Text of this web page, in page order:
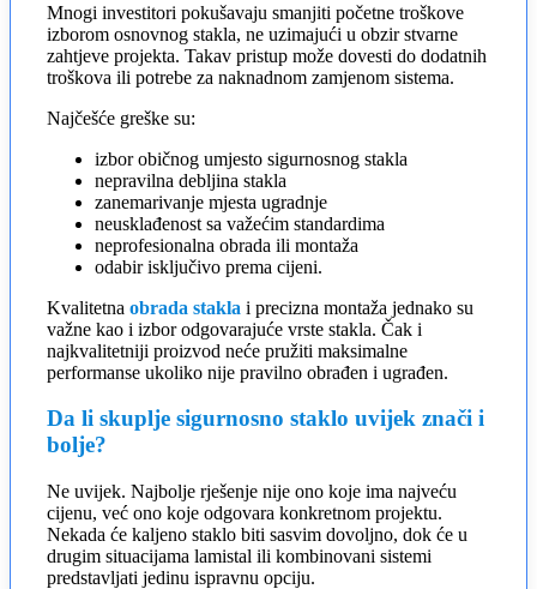
Mnogi investitori pokušavaju smanjiti početne troškove
izborom osnovnog stakla, ne uzimajući u obzir stvarne
zahtjeve projekta. Takav pristup može dovesti do dodatnih
troškova ili potrebe za naknadnom zamjenom sistema.
Najčešće greške su:
izbor običnog umjesto sigurnosnog stakla
nepravilna debljina stakla
zanemarivanje mjesta ugradnje
neusklađenost sa važećim standardima
neprofesionalna obrada ili montaža
odabir isključivo prema cijeni.
Kvalitetna obrada stakla i precizna montaža jednako su
važne kao i izbor odgovarajuće vrste stakla. Čak i
najkvalitetniji proizvod neće pružiti maksimalne
performanse ukoliko nije pravilno obrađen i ugrađen.
Da li skuplje sigurnosno staklo uvijek znači i
bolje?
Ne uvijek. Najbolje rješenje nije ono koje ima najveću
cijenu, već ono koje odgovara konkretnom projektu.
Nekada će kaljeno staklo biti sasvim dovoljno, dok će u
drugim situacijama lamistal ili kombinovani sistemi
predstavljati jedinu ispravnu opciju.